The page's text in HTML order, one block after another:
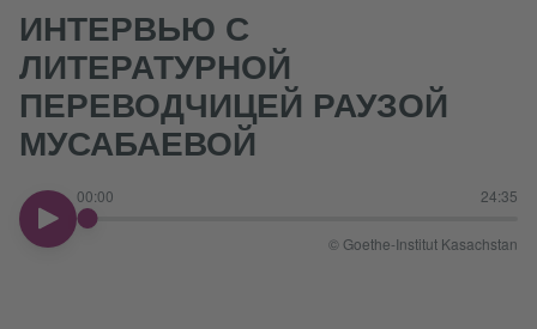
ИНТЕРВЬЮ С
ЛИТЕРАТУРНОЙ
ПЕРЕВОДЧИЦЕЙ РАУЗОЙ
МУСАБАЕВОЙ
00:00
24:35
00:00
© Goethe-Institut Kasachstan